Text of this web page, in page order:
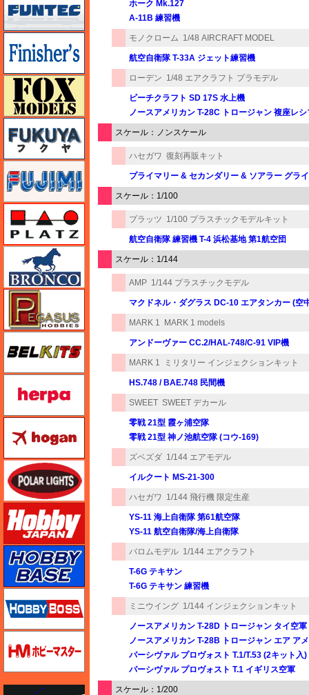
ホーク Mk.127
A-11B 練習機
モノクローム 1/48 AIRCRAFT MODEL
航空自衛隊 T-33A ジェット練習機
ローデン 1/48 エアクラフト プラモデル
ビーチクラフト SD 17S 水上機
ノースアメリカン T-28C トロージャン 複座レ
スケール：ノンスケール
ハセガワ 復刻再販キット
プライマリー & セカンダリー & ソアラー グラ
スケール：1/100
プラッツ 1/100 プラスチックモデルキット
航空自衛隊 練習機 T-4 浜松基地 第1航空団
スケール：1/144
AMP 1/144 プラスチックモデル
マクドネル・ダグラス DC-10 エアタンカー (空
MARK 1 MARK 1 models
アンドーヴァー CC.2/HAL-748/C-91 VIP機
MARK 1 ミリタリー インジェクションキット
HS.748 / BAE.748 民間機
SWEET SWEET デカール
零戦 21型 霞ヶ浦空隊
零戦 21型 神ノ池航空隊 (コウ-169)
ズベズダ 1/144 エアモデル
イルクート MS-21-300
ハセガワ 1/144 飛行機 限定生産
YS-11 海上自衛隊 第61航空隊
YS-11 航空自衛隊/海上自衛隊
バロムモデル 1/144 エアクラフト
T-6G テキサン
T-6G テキサン 練習機
ミニウイング 1/144 インジェクションキット
ノースアメリカン T-28D トロージャン タイ空軍
ノースアメリカン T-28B トロージャン エア ア
パーシヴァル プロヴォスト T.1/T.53 (2キット入)
パーシヴァル プロヴォスト T.1 イギリス空軍
スケール：1/200
フィニッシャーズ
フォックスモデル（FOX MODELS）
フクヤ
プラッツ
ブロンコモデル（Bronco Models）
ペガサスホビー
ヘルパ（herpa）
ホーガンウイングス
ポーラライツ
ホビージャパン
ホビーベース
ホビーマスター